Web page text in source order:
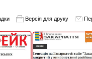
Версія для друку